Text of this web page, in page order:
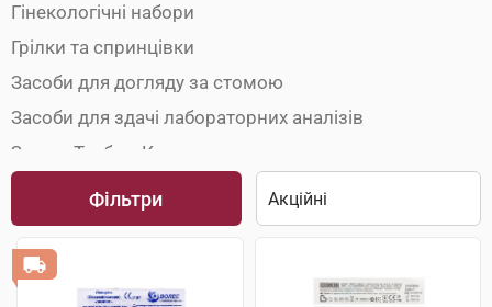
Гінекологічні набори
Грілки та спринцівки
Засоби для догляду за стомою
Засоби для здачі лабораторних аналізів
Зонди, Трубки, Катетери
Інструменти для анестезії
Кільця маткові
Медичні інструменти
Одноразовий медичний одяг
Фільтри